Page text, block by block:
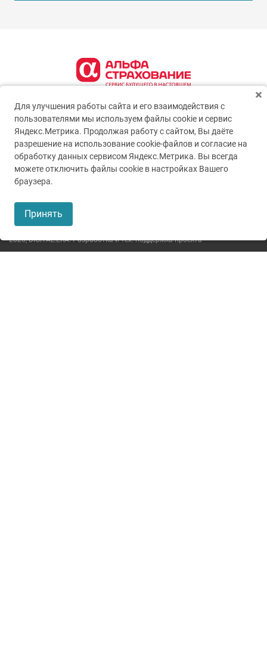
2026,DIGITAL.ERA. Разработка и тех. поддержка проекта
Для улучшения работы сайта и его взаимодействия с
пользователями мы используем файлы cookie и сервис
Яндекс.Метрика. Продолжая работу с сайтом, Вы даёте
разрешение на использование cookie-файлов и согласие на
обработку данных сервисом Яндекс.Метрика. Вы всегда
можете отключить файлы cookie в настройках Вашего
браузера.
Принять